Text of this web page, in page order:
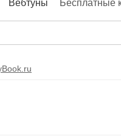
Вебтуны Бесплатные